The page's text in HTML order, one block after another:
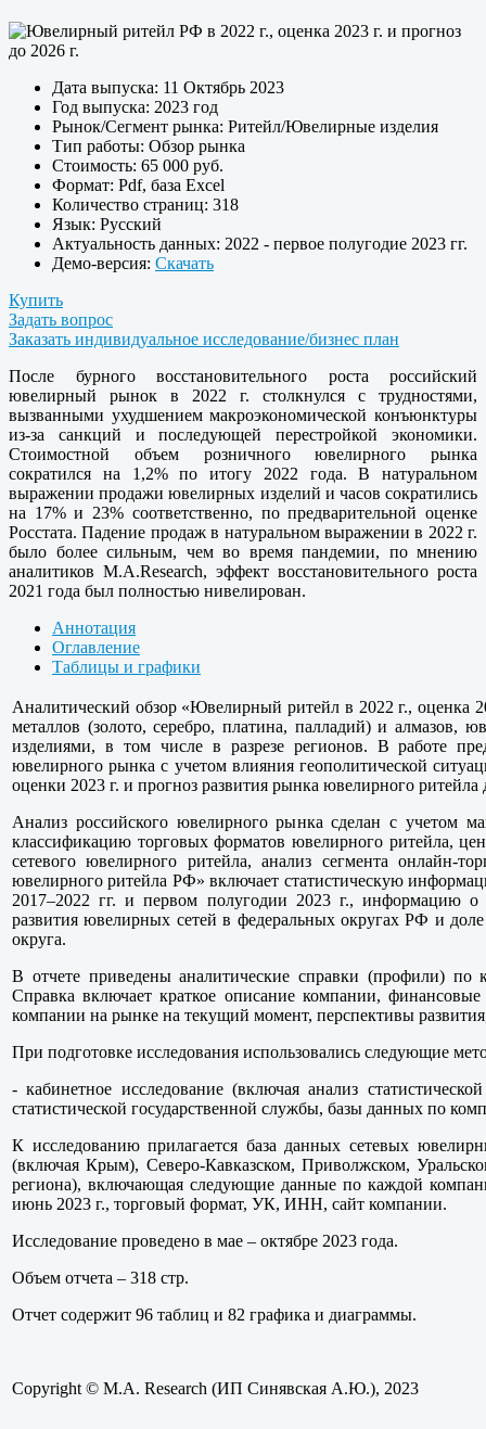
Дата выпуска: 11 Октябрь 2023
Год выпуска: 2023 год
Рынок/Сегмент рынка: Ритейл/Ювелирные изделия
Тип работы: Обзор рынка
Стоимость: 65 000 руб.
Формат: Pdf, база Exсel
Количество страниц: 318
Язык: Русский
Актуальность данных: 2022 - первое полугодие 2023 гг.
Демо-версия: Скачать
Купить
Задать вопрос
Заказать индивидуальное исследование/бизнес план
После бурного восстановительного роста российский
ювелирный рынок в 2022 г. столкнулся с трудностями,
вызванными ухудшением макроэкономической конъюнктуры
из-за санкций и последующей перестройкой экономики.
Стоимостной объем розничного ювелирного рынка
сократился на 1,2% по итогу 2022 года. В натуральном
выражении продажи ювелирных изделий и часов сократились
на 17% и 23% соответственно, по предварительной оценке
Росстата. Падение продаж в натуральном выражении в 2022 г.
было более сильным, чем во время пандемии, по мнению
аналитиков M.A.Research, эффект восстановительного роста
2021 года был полностью нивелирован.
Аннотация
Оглавление
Таблицы и графики
Аналитический обзор «Ювелирный ритейл в 2022 г., оценка
металлов (золото, серебро, платина, палладий) и
изделиями, в том числе в разрезе регионов. В работе
ювелирного рынка с учетом влияния геополитической
оценки 2023 г. и прогноз развития рынка ювелирного ритейла
Анализ российского ювелирного рынка сделан с учетом
классификацию торговых форматов ювелирного ритейла,
сетевого ювелирного ритейла, анализ сегмента онлайн-
ювелирного ритейла РФ» включает статистическую
2017–2022 гг. и первом полугодии 2023 г., информацию о
развития ювелирных сетей в федеральных округах РФ и
округа.
В отчете приведены аналитические справки (профили)
Справка включает краткое описание компании,
компании на рынке на текущий момент, перспективы
При подготовке исследования использовались следующие
- кабинетное исследование (включая анализ
статистической государственной службы, базы данных по
К исследованию прилагается база данных сетевых
(включая Крым), Северо-Кавказском, Приволжском,
региона), включающая следующие данные по каждой
июнь 2023 г., торговый формат, УК, ИНН, сайт компании.
Исследование проведено в мае – октябре 2023 года.
Объем отчета – 318 стр.
Отчет содержит 96 таблиц и 82 графика и диаграммы.
Copyright © M.A. Research (ИП Синявская А.Ю.), 2023